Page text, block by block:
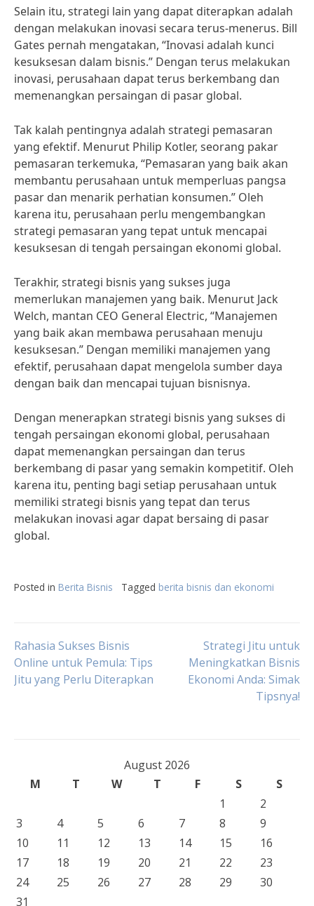
Selain itu, strategi lain yang dapat diterapkan adalah
dengan melakukan inovasi secara terus-menerus. Bill
Gates pernah mengatakan, “Inovasi adalah kunci
kesuksesan dalam bisnis.” Dengan terus melakukan
inovasi, perusahaan dapat terus berkembang dan
memenangkan persaingan di pasar global.
Tak kalah pentingnya adalah strategi pemasaran
yang efektif. Menurut Philip Kotler, seorang pakar
pemasaran terkemuka, “Pemasaran yang baik akan
membantu perusahaan untuk memperluas pangsa
pasar dan menarik perhatian konsumen.” Oleh
karena itu, perusahaan perlu mengembangkan
strategi pemasaran yang tepat untuk mencapai
kesuksesan di tengah persaingan ekonomi global.
Terakhir, strategi bisnis yang sukses juga
memerlukan manajemen yang baik. Menurut Jack
Welch, mantan CEO General Electric, “Manajemen
yang baik akan membawa perusahaan menuju
kesuksesan.” Dengan memiliki manajemen yang
efektif, perusahaan dapat mengelola sumber daya
dengan baik dan mencapai tujuan bisnisnya.
Dengan menerapkan strategi bisnis yang sukses di
tengah persaingan ekonomi global, perusahaan
dapat memenangkan persaingan dan terus
berkembang di pasar yang semakin kompetitif. Oleh
karena itu, penting bagi setiap perusahaan untuk
memiliki strategi bisnis yang tepat dan terus
melakukan inovasi agar dapat bersaing di pasar
global.
Posted in Berita Bisnis Tagged berita bisnis dan ekonomi
Post
navigation
Rahasia Sukses Bisnis
Online untuk Pemula: Tips
Jitu yang Perlu Diterapkan
Strategi Jitu untuk
Meningkatkan Bisnis
Ekonomi Anda: Simak
Tipsnya!
August 2026
M
T W T F S
S
1
2
3
4 5 6 7 8
9
10
11 12 13 14 15
16
17
18 19 20 21 22
23
24
25 26 27 28 29
30
31